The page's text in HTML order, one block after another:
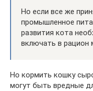
Но если все же
промышленное
развития кота
включать в рацион
Но кормить кошку
могут быть вредные